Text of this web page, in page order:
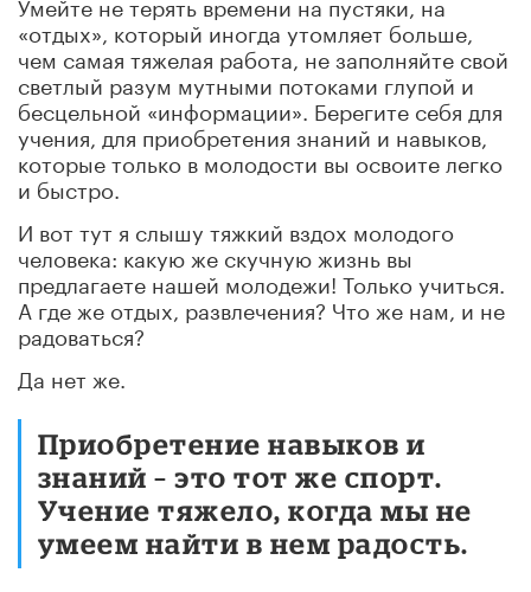
«отдых», который иногда утомляет больше,
чем самая тяжелая работа, не заполняйте свой
светлый разум мутными потоками глупой и
бесцельной «информации». Берегите себя для
учения, для приобретения знаний и навыков,
которые только в молодости вы освоите легко
и быстро.
И вот тут я слышу тяжкий вздох молодого
человека: какую же скучную жизнь вы
предлагаете нашей молодежи! Только учиться.
А где же отдых, развлечения? Что же нам, и не
радоваться?
Да нет же.
Приобретение навыков и
знаний – это тот же спорт.
Учение тяжело, когда мы не
умеем найти в нем радость.